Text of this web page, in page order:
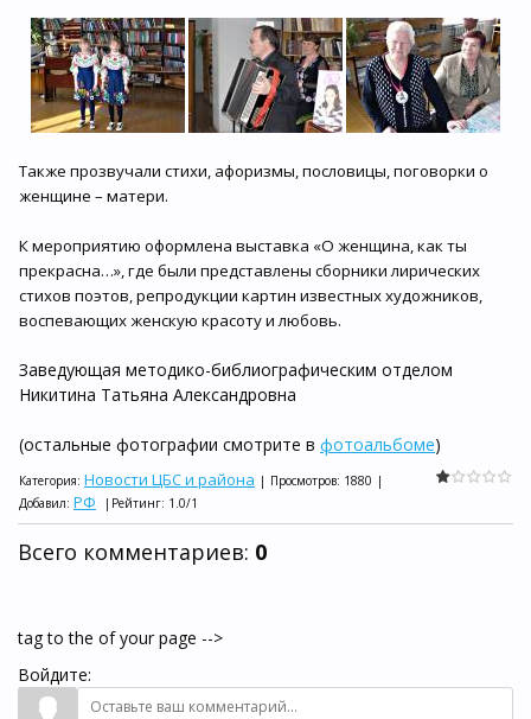
Также прозвучали стихи, афоризмы, пословицы, поговорки о
женщине – матери.
К мероприятию оформлена выставка «О женщина, как ты
прекрасна…», где были представлены сборники лирических
стихов поэтов, репродукции картин известных художников,
воспевающих женскую красоту и любовь.
Заведующая методико-библиографическим отделом
Никитина Татьяна Александровна
(остальные фотографии смотрите в фотоальбоме)
Категория: Новости ЦБС и района | Просмотров: 1880 |
Добавил: РФ | Рейтинг: 1.0/1
Всего комментариев: 0
tag to the of your page -->
Войдите: